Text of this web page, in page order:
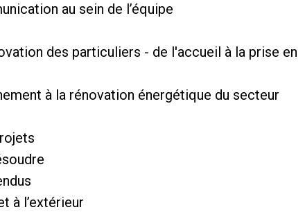
au sein de l’équipe
des particuliers - de l'accueil à la prise en
à la rénovation énergétique du secteur
à l’extérieur